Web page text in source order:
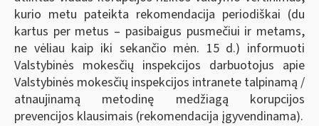
kurio metu pateikta rekomendacija periodiškai (du
kartus per metus – pasibaigus pusmečiui ir metams,
ne vėliau kaip iki sekančio mėn. 15 d.) informuoti
Valstybinės mokesčių inspekcijos darbuotojus apie
Valstybinės mokesčių inspekcijos intranete talpinamą /
atnaujinamą metodinę medžiagą korupcijos
prevencijos klausimais (rekomendacija įgyvendinama).